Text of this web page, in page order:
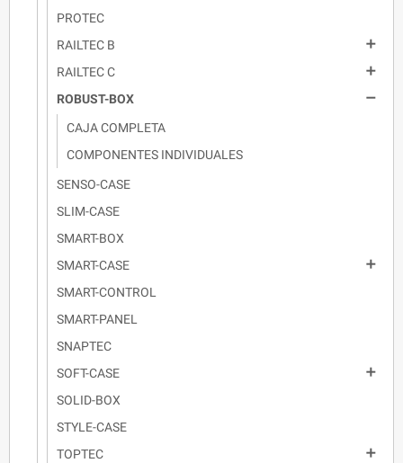
PROTEC
RAILTEC B

RAILTEC C

ROBUST-BOX

CAJA COMPLETA
COMPONENTES INDIVIDUALES
SENSO-CASE
SLIM-CASE
SMART-BOX
SMART-CASE

SMART-CONTROL
SMART-PANEL
SNAPTEC
SOFT-CASE

SOLID-BOX
STYLE-CASE
TOPTEC
